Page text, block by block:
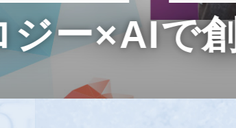
ジー×AIで